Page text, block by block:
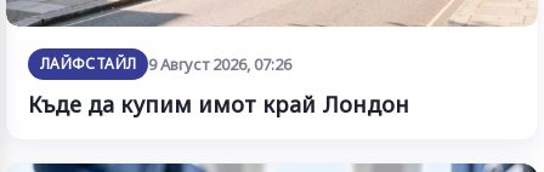
ЛАЙФСТАЙЛ 9 Август 2026, 07:26
Къде да купим имот край Лондон